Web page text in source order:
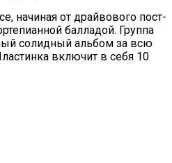
начиная от драйвового пост-
балладой. Группа
солидный альбом за всю
включит в себя 10